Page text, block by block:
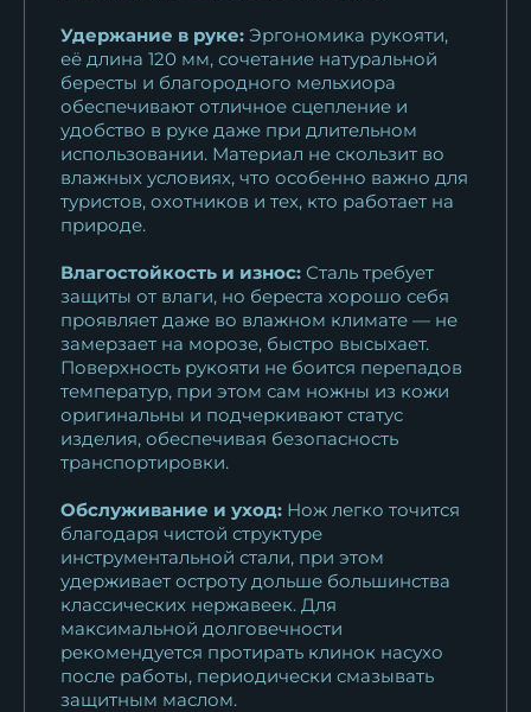
Удержание в руке: Эргономика рукояти,
её длина 120 мм, сочетание натуральной
бересты и благородного мельхиора
обеспечивают отличное сцепление и
удобство в руке даже при длительном
использовании. Материал не скользит во
влажных условиях, что особенно важно для
туристов, охотников и тех, кто работает на
природе.
Влагостойкость и износ: Сталь требует
защиты от влаги, но береста хорошо себя
проявляет даже во влажном климате — не
замерзает на морозе, быстро высыхает.
Поверхность рукояти не боится перепадов
температур, при этом сам ножны из кожи
оригинальны и подчеркивают статус
изделия, обеспечивая безопасность
транспортировки.
Обслуживание и уход: Нож легко точится
благодаря чистой структуре
инструментальной стали, при этом
удерживает остроту дольше большинства
классических нержавеек. Для
максимальной долговечности
рекомендуется протирать клинок насухо
после работы, периодически смазывать
защитным маслом.